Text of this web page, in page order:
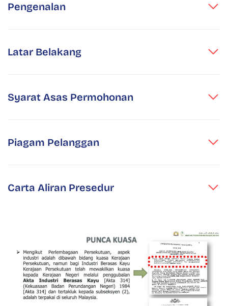
Pengenalan
Latar Belakang
Syarat Asas Permohonan
Piagam Pelanggan
Carta Aliran Presedur